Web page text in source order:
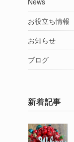
お役立ち情報
お知らせ
ブログ
新着記事